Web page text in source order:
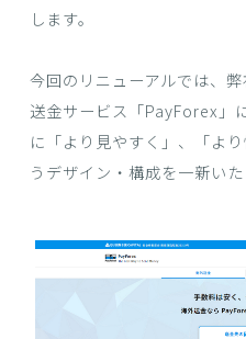
します。
今回のリニューアルでは、
送金サービス「PayForex」
に「より見やすく」、「よ
うデザイン・構成を一新いた